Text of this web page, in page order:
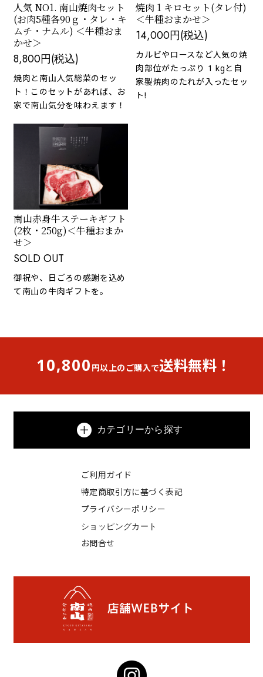
人気 NO1. 南山焼肉セット
(お肉5種各90ｇ・タレ・キ
ムチ・ナムル) ＜牛種おま
かせ＞
8,800円(税込)
焼肉と南山人気総菜のセッ
ト！このセットがあれば、お
家で南山気分を味わえます！
焼肉 1 キロセット(タレ付)
＜牛種おまかせ＞
14,000円(税込)
カルビやロースなど人気の焼
肉部位がたっぷり 1 kgと自
家製焼肉のたれが入ったセッ
ト!
南山赤身牛ステーキギフト
(2枚・250g)＜牛種おまか
せ＞
SOLD OUT
御祝や、日ごろの感謝を込め
て南山の牛肉ギフトを。
10,800 円以上のご購入で送料無料！
カテゴリーから探す
ご利用ガイド
特定商取引方に基づく表記
プライバシーポリシー
ショッピングカート
お問合せ